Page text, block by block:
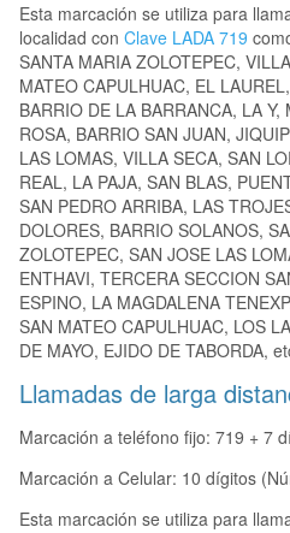
Esta marcación se utiliza para
localidad con Clave LADA 719
SANTA MARIA ZOLOTEPEC,
MATEO CAPULHUAC, EL
BARRIO DE LA BARRANCA, LA
ROSA, BARRIO SAN JUAN,
LAS LOMAS, VILLA SECA, SAN
REAL, LA PAJA, SAN BLAS,
SAN PEDRO ARRIBA, LAS
DOLORES, BARRIO SOLANOS,
ZOLOTEPEC, SAN JOSE LAS
ENTHAVI, TERCERA SECCION
ESPINO, LA MAGDALENA
SAN MATEO CAPULHUAC, LOS
DE MAYO, EJIDO DE TABORDA,
Llamadas de larga
Marcación a teléfono fijo: 719 + 7
Marcación a Celular: 10 dígitos
Esta marcación se utiliza para